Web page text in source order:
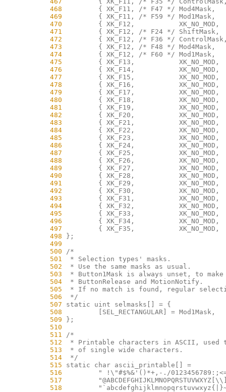
    468
    469
    470
    471
    472
    473
    474
    475
    476
    477
    478
    479
    480
    481
    482
    483
    484
    485
    486
    487
    488
    489
    490
    491
    492
    493
    494
    495
    496
    497
    498
    499
    500
    501
    502
    503
    504
    505
    506
    507
    508
    509
    510
    511
    512
    513
    514
    515
    516
    517
    518